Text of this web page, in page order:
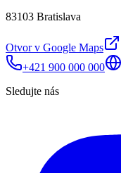
83103 Bratislava
Otvor v Google Maps
+421 900 000 000
Sledujte nás